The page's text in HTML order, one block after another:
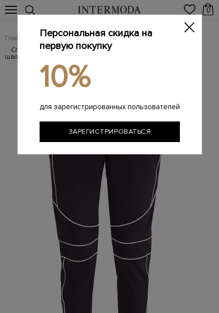
0
Главная Женщинам / Женская одежда / Женские брюки
/ Спортивные укороченные брюки с контрастной отделкой
швов
Персональная скидка на
первую покупку
10%
для зарегистрированных пользователей
ЗАРЕГИСТРИРОВАТЬСЯ